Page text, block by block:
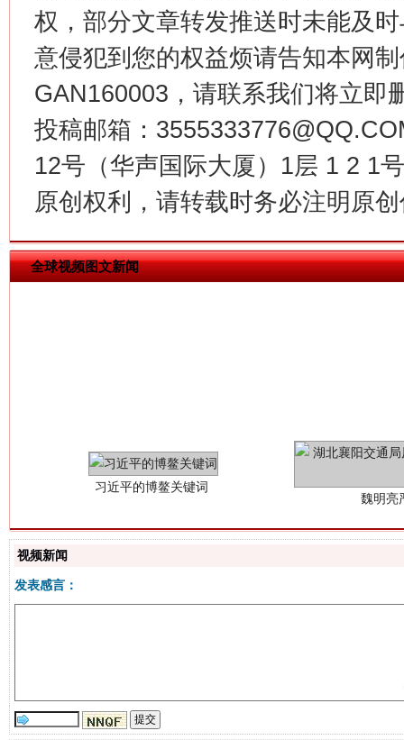
权，部分文章转发推送时未能及
意侵犯到您的权益烦请告知本网
GAN160003，请联系我们将立即
投稿邮箱：
12号（华声国际大厦）1层 1 2 1
原创权利，请转载时务必注明原
全球视频图文新闻
在谋一域中谋全局
今
视频新闻
发表感言：